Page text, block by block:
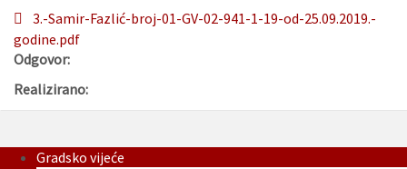
3.-Samir-Fazlić-broj-01-GV-02-941-1-19-od-25.09.2019.-
godine.pdf
Odgovor:
Realizirano:
Gradsko vijeće